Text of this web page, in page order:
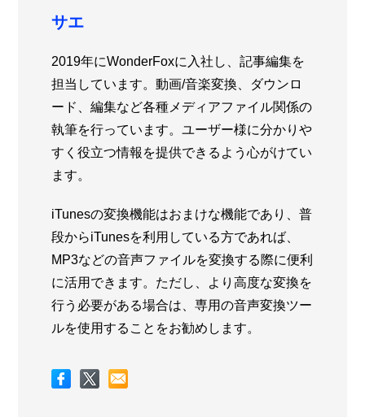
サエ
2019年にWonderFoxに入社し、記事編集を
担当しています。動画/音楽変換、ダウンロ
ード、編集など各種メディアファイル関係の
執筆を行っています。ユーザー様に分かりや
すく役立つ情報を提供できるよう心がけてい
ます。
iTunesの変換機能はおまけな機能であり、普
段からiTunesを利用している方であれば、
MP3などの音声ファイルを変換する際に便利
に活用できます。ただし、より高度な変換を
行う必要がある場合は、専用の音声変換ツー
ルを使用することをお勧めします。